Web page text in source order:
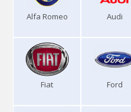
Alfa Romeo Audi
Fiat Ford